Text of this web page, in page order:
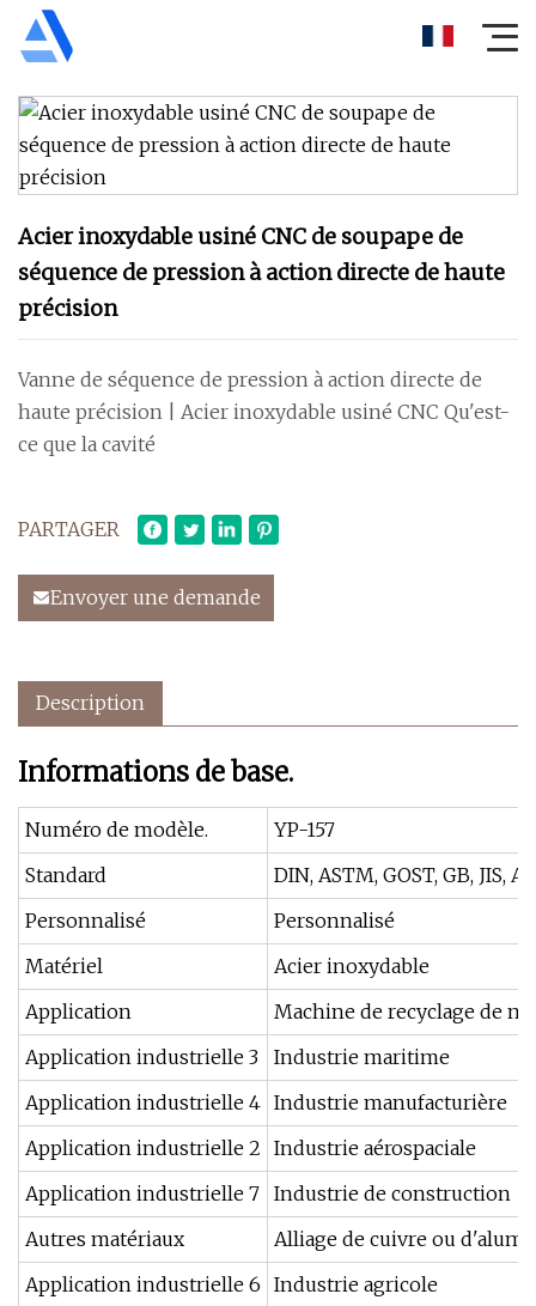
Acier inoxydable usiné CNC de soupape de
séquence de pression à action directe de haute
précision
Vanne de séquence de pression à action directe de
haute précision | Acier inoxydable usiné CNC Qu'est-
ce que la cavité
PARTAGER
Envoyer une demande
Description
Informations de base.
Numéro de modèle.
YP-157
Standard
DIN, ASTM, GOST, GB, JIS,
Personnalisé
Personnalisé
Matériel
Acier inoxydable
Application
Machine de recyclage de
Application industrielle 3
Industrie maritime
Application industrielle 4 Industrie manufacturière
Application industrielle 2 Industrie aérospaciale
Application industrielle 7 Industrie de construction
Autres matériaux
Alliage de cuivre ou
Application industrielle 6 Industrie agricole